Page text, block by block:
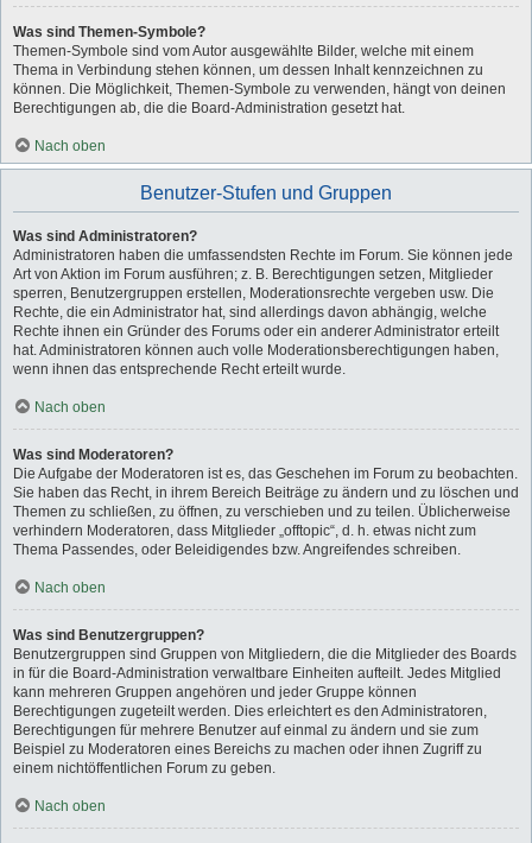
Was sind Themen-Symbole?
Themen-Symbole sind vom Autor ausgewählte Bilder, welche mit einem
Thema in Verbindung stehen können, um dessen Inhalt kennzeichnen zu
können. Die Möglichkeit, Themen-Symbole zu verwenden, hängt von deinen
Berechtigungen ab, die die Board-Administration gesetzt hat.
Nach oben
Benutzer-Stufen und Gruppen
Was sind Administratoren?
Administratoren haben die umfassendsten Rechte im Forum. Sie können jede
Art von Aktion im Forum ausführen; z. B. Berechtigungen setzen, Mitglieder
sperren, Benutzergruppen erstellen, Moderationsrechte vergeben usw. Die
Rechte, die ein Administrator hat, sind allerdings davon abhängig, welche
Rechte ihnen ein Gründer des Forums oder ein anderer Administrator erteilt
hat. Administratoren können auch volle Moderationsberechtigungen haben,
wenn ihnen das entsprechende Recht erteilt wurde.
Nach oben
Was sind Moderatoren?
Die Aufgabe der Moderatoren ist es, das Geschehen im Forum zu beobachten.
Sie haben das Recht, in ihrem Bereich Beiträge zu ändern und zu löschen und
Themen zu schließen, zu öffnen, zu verschieben und zu teilen. Üblicherweise
verhindern Moderatoren, dass Mitglieder „offtopic“, d. h. etwas nicht zum
Thema Passendes, oder Beleidigendes bzw. Angreifendes schreiben.
Nach oben
Was sind Benutzergruppen?
Benutzergruppen sind Gruppen von Mitgliedern, die die Mitglieder des Boards
in für die Board-Administration verwaltbare Einheiten aufteilt. Jedes Mitglied
kann mehreren Gruppen angehören und jeder Gruppe können
Berechtigungen zugeteilt werden. Dies erleichtert es den Administratoren,
Berechtigungen für mehrere Benutzer auf einmal zu ändern und sie zum
Beispiel zu Moderatoren eines Bereichs zu machen oder ihnen Zugriff zu
einem nichtöffentlichen Forum zu geben.
Nach oben